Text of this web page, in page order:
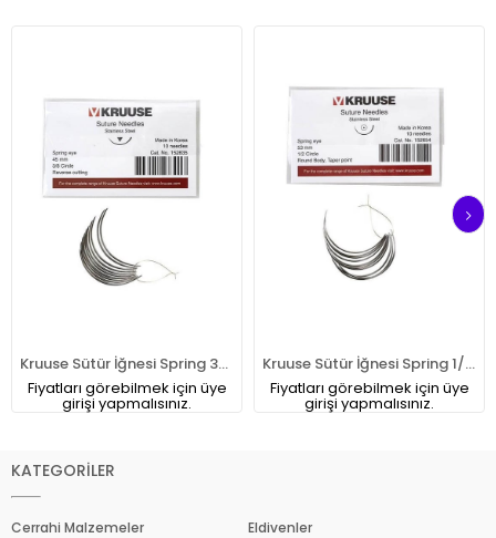
Kruuse Sütür İğnesi Spring 3/8 Keskin 45 MM 10'lu Paket45 mm
Fiyatları görebilmek için üye
girişi yapmalısınız.
Kruuse Sütür İğnesi Spring 1/2 Yuvarlak İğneli 53 MM 10'lu Paket
Fiyatları görebilmek için üye
girişi yapmalısınız.
KATEGORİLER
Cerrahi Malzemeler
Eldivenler